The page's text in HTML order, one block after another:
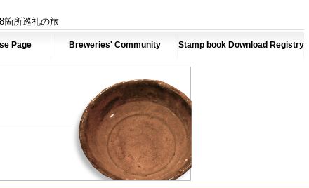
箇所巡礼の旅
Page Breweries' Community Stamp book Download Registry